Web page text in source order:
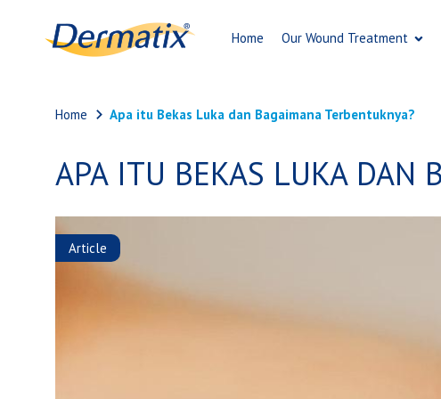
Home Our Wound Treatment
Home Apa itu Bekas Luka dan Bagaimana Terbentuknya?
APA ITU BEKAS LUKA DAN
Article